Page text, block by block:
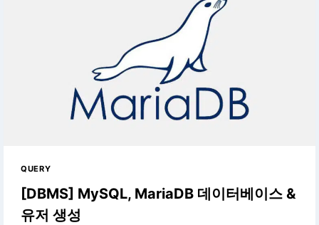
QUERY
[DBMS] MySQL, MariaDB 데이터베이스 &
유저 생성